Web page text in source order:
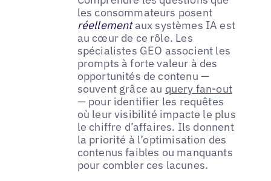
les consommateurs posent
réellementaux systèmes IA est
au cœur de ce rôle. Les
spécialistes GEO associent les
prompts à forte valeur à des
opportunités de contenu —
souvent grâce au query fan-out
— pour identifier les requêtes
où leur visibilité impacte le plus
le chiffre d’affaires. Ils donnent
la priorité à l’optimisation des
contenus faibles ou manquants
pour combler ces lacunes.